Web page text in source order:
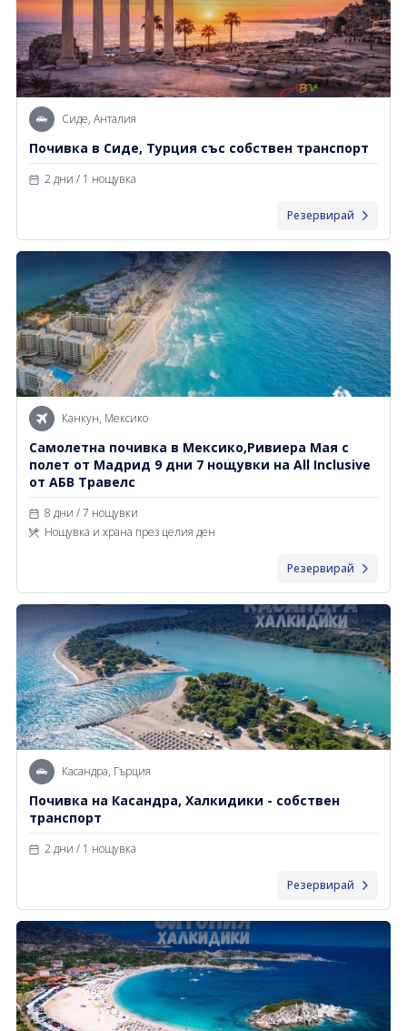
Сиде, Анталия
Почивка в Сиде, Турция със собствен транспорт
2 дни / 1 нощувка
Резервирай
Канкун, Мексико
Самолетна почивка в Мексико,Ривиера Мая с
полет от Мадрид 9 дни 7 нощувки на All Inclusive
от АБВ Травелс
8 дни / 7 нощувки
Нощувка и храна през целия ден
Резервирай
Касандра, Гърция
Почивка на Касандра, Халкидики - собствен
транспорт
2 дни / 1 нощувка
Резервирай